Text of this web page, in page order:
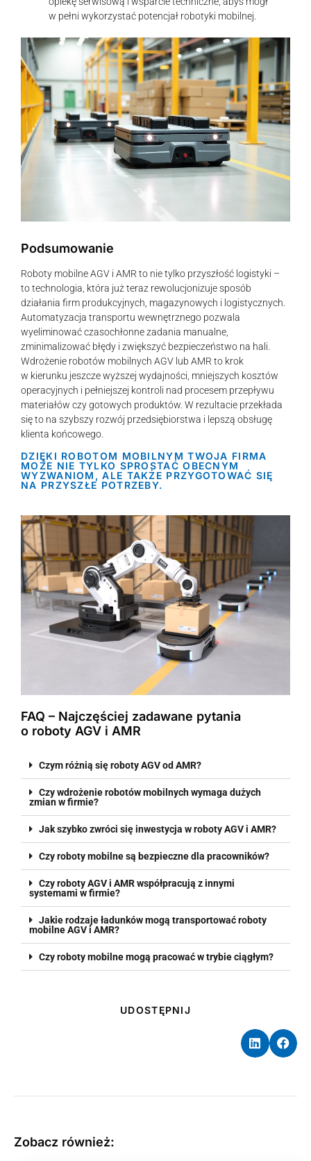
w pełni wykorzystać potencjał robotyki mobilnej.
Podsumowanie
Roboty mobilne AGV i AMR to nie tylko przyszłość logistyki –
to technologia, która już teraz rewolucjonizuje sposób
działania firm produkcyjnych, magazynowych i logistycznych.
Automatyzacja transportu wewnętrznego pozwala
wyeliminować czasochłonne zadania manualne,
zminimalizować błędy i zwiększyć bezpieczeństwo na hali.
Wdrożenie robotów mobilnych AGV lub AMR to krok
w kierunku jeszcze wyższej wydajności, mniejszych kosztów
operacyjnych i pełniejszej kontroli nad procesem przepływu
materiałów czy gotowych produktów. W rezultacie przekłada
się to na szybszy rozwój przedsiębiorstwa i lepszą obsługę
klienta końcowego.
DZIĘKI ROBOTOM MOBILNYM TWOJA FIRMA
MOŻE NIE TYLKO SPROSTAĆ OBECNYM
WYZWANIOM, ALE TAKŻE PRZYGOTOWAĆ SIĘ
NA PRZYSZŁE POTRZEBY.
FAQ – Najczęściej zadawane pytania
o roboty AGV i AMR
Czym różnią się roboty AGV od AMR?
Czy wdrożenie robotów mobilnych wymaga dużych
zmian w firmie?
Jak szybko zwróci się inwestycja w roboty AGV i AMR?
Czy roboty mobilne są bezpieczne dla pracowników?
Czy roboty AGV i AMR współpracują z innymi
systemami w firmie?
Jakie rodzaje ładunków mogą transportować roboty
mobilne AGV i AMR?
Czy roboty mobilne mogą pracować w trybie ciągłym?
UDOSTĘPNIJ
Zobacz również: